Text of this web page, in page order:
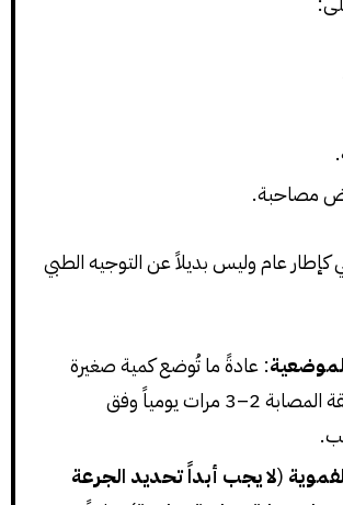
مصاحبة.
كإطار عام وليس بديلاً عن التوجيه الطبي
: عادةً ما تُوضع كمية صغيرة
على المنطقة المصابة 2–3 مرات يومياً وفق
(لا يجب أبداً تحديد الجرعة